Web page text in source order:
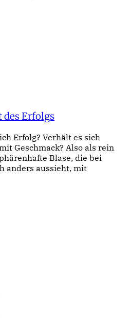
Erfolgs
Erfolg? Verhält es sich
Geschmack? Also als rein
Blase, die bei
anders aussieht, mit